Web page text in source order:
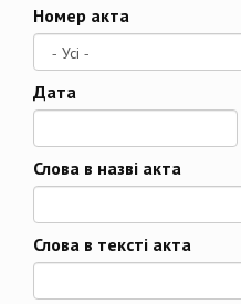
Номер акта
Дата
Дата
Слова в назві акта
Слова в тексті акта